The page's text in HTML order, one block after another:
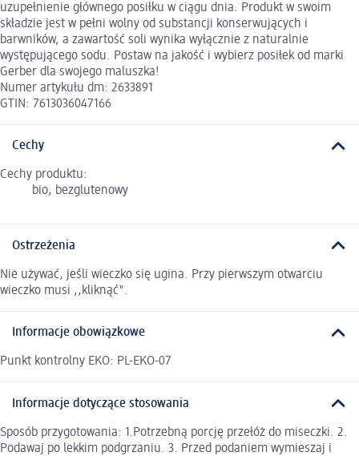
uzupełnienie głównego posiłku w ciągu dnia. Produkt w swoim
składzie jest w pełni wolny od substancji konserwujących i
barwników, a zawartość soli wynika wyłącznie z naturalnie
występującego sodu. Postaw na jakość i wybierz posiłek od marki
Gerber dla swojego maluszka!
Numer artykułu dm: 2633891
GTIN: 7613036047166
Cechy
Cechy produktu:
bio, bezglutenowy
Ostrzeżenia
Nie używać, jeśli wieczko się ugina. Przy pierwszym otwarciu
wieczko musi ,,kliknąć".
Informacje obowiązkowe
Punkt kontrolny EKO: PL-EKO-07
Informacje dotyczące stosowania
Sposób przygotowania: 1.Potrzebną porcję przełóż do miseczki. 2.
Podawaj po lekkim podgrzaniu. 3. Przed podaniem wymieszaj i